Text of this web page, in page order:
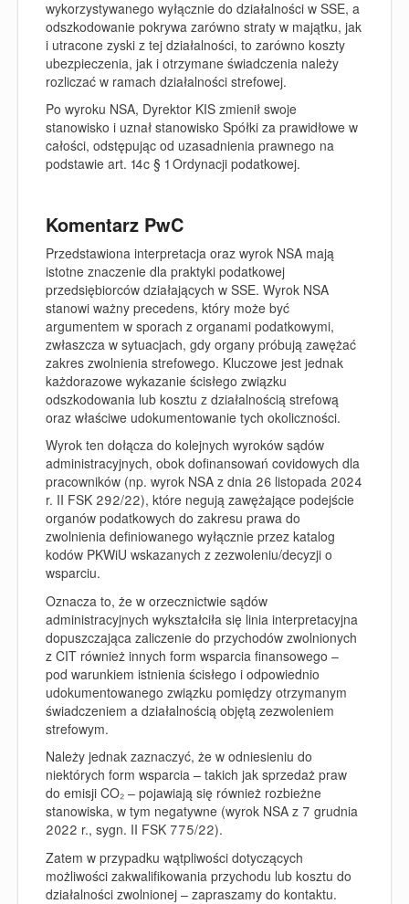
wykorzystywanego wyłącznie do działalności w SSE, a
odszkodowanie pokrywa zarówno straty w majątku, jak
i utracone zyski z tej działalności, to zarówno koszty
ubezpieczenia, jak i otrzymane świadczenia należy
rozliczać w ramach działalności strefowej.
Po wyroku NSA, Dyrektor KIS zmienił swoje
stanowisko i uznał stanowisko Spółki za prawidłowe w
całości, odstępując od uzasadnienia prawnego na
podstawie art. 14c § 1 Ordynacji podatkowej.
Komentarz PwC
Przedstawiona interpretacja oraz wyrok NSA mają
istotne znaczenie dla praktyki podatkowej
przedsiębiorców działających w SSE. Wyrok NSA
stanowi ważny precedens, który może być
argumentem w sporach z organami podatkowymi,
zwłaszcza w sytuacjach, gdy organy próbują zawężać
zakres zwolnienia strefowego. Kluczowe jest jednak
każdorazowe wykazanie ścisłego związku
odszkodowania lub kosztu z działalnością strefową
oraz właściwe udokumentowanie tych okoliczności.
Wyrok ten dołącza do kolejnych wyroków sądów
administracyjnych, obok dofinansowań covidowych dla
pracowników (np. wyrok NSA z dnia 26 listopada 2024
r. II FSK 292/22), które negują zawężające podejście
organów podatkowych do zakresu prawa do
zwolnienia definiowanego wyłącznie przez katalog
kodów PKWiU wskazanych z zezwoleniu/decyzji o
wsparciu.
Oznacza to, że w orzecznictwie sądów
administracyjnych wykształciła się linia interpretacyjna
dopuszczająca zaliczenie do przychodów zwolnionych
z CIT również innych form wsparcia finansowego –
pod warunkiem istnienia ścisłego i odpowiednio
udokumentowanego związku pomiędzy otrzymanym
świadczeniem a działalnością objętą zezwoleniem
strefowym.
Należy jednak zaznaczyć, że w odniesieniu do
niektórych form wsparcia – takich jak sprzedaż praw
do emisji CO₂ – pojawiają się również rozbieżne
stanowiska, w tym negatywne (wyrok NSA z 7 grudnia
2022 r., sygn. II FSK 775/22).
Zatem w przypadku wątpliwości dotyczących
możliwości zakwalifikowania przychodu lub kosztu do
działalności zwolnionej – zapraszamy do kontaktu.